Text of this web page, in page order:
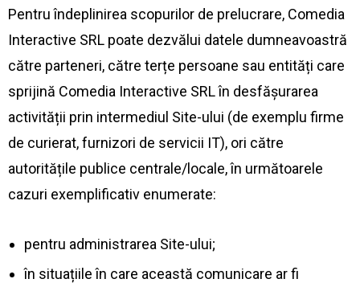
Pentru îndeplinirea scopurilor de prelucrare, Comedia
Interactive SRL poate dezvălui datele dumneavoastră
către parteneri, către terțe persoane sau entități care
sprijină Comedia Interactive SRL în desfășurarea
activității prin intermediul Site-ului (de exemplu firme
de curierat, furnizori de servicii IT), ori către
autoritățile publice centrale/locale, în următoarele
cazuri exemplificativ enumerate:
pentru administrarea Site-ului;
în situațiile în care această comunicare ar fi